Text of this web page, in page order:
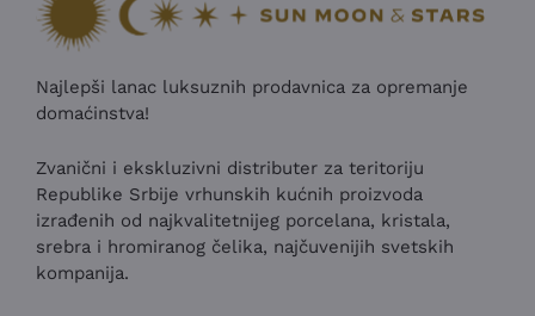
Najlepši lanac luksuznih prodavnica za opremanje
domaćinstva!
Zvanični i ekskluzivni distributer za teritoriju
Republike Srbije vrhunskih kućnih proizvoda
izrađenih od najkvalitetnijeg porcelana, kristala,
srebra i hromiranog čelika, najčuvenijih svetskih
kompanija.